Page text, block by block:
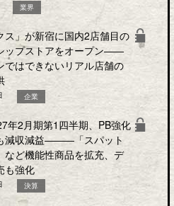
業界
ス」が新宿に国内2店舗目の
ップストアをオープン――
ではできないリアル店舗の
企業
年2月期第1四半期、PB強化
減収減益―――「スパット
など機能性商品を拡充、デ
も強化
決算